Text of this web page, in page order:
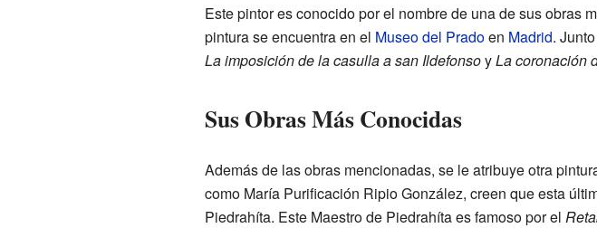
Este pintor es conocido por el nombre de una de sus obras
pintura se encuentra en el Museo del Pradoen Madrid.
La imposición de la casulla a san IldefonsoyLa coronación
Sus Obras Más Conocidas
Además de las obras mencionadas, se le atribuye otra
como María Purificación Ripio González, creen que esta
Piedrahíta. Este Maestro de Piedrahíta es famoso por el